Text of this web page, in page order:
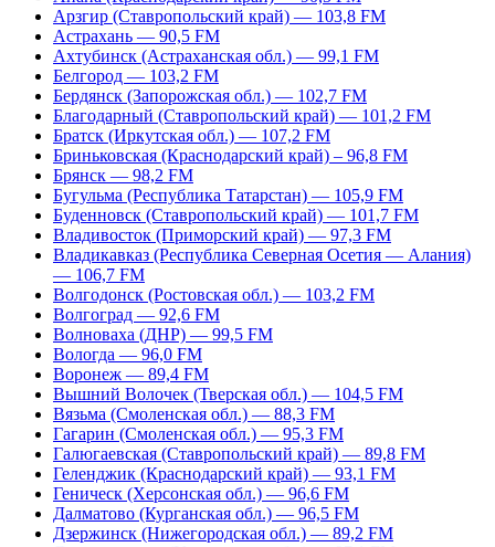
Арзгир (Ставропольский край) — 103,8 FM
Астрахань — 90,5 FM
Ахтубинск (Астраханская обл.) — 99,1 FM
Белгород — 103,2 FM
Бердянск (Запорожская обл.) — 102,7 FM
Благодарный (Ставропольский край) — 101,2 FM
Братск (Иркутская обл.) — 107,2 FM
Бриньковская (Краснодарский край) – 96,8 FM
Брянск — 98,2 FM
Бугульма (Республика Татарстан) — 105,9 FM
Буденновск (Ставропольский край) — 101,7 FM
Владивосток (Приморский край) — 97,3 FM
Владикавказ (Республика Северная Осетия — Алания)
— 106,7 FM
Волгодонск (Ростовская обл.) — 103,2 FM
Волгоград — 92,6 FM
Волноваха (ДНР) — 99,5 FM
Вологда — 96,0 FM
Воронеж — 89,4 FM
Вышний Волочек (Тверская обл.) — 104,5 FM
Вязьма (Смоленская обл.) — 88,3 FM
Гагарин (Смоленская обл.) — 95,3 FM
Галюгаевская (Ставропольский край) — 89,8 FM
Геленджик (Краснодарский край) — 93,1 FM
Геническ (Херсонская обл.) — 96,6 FM
Далматово (Курганская обл.) — 96,5 FM
Дзержинск (Нижегородская обл.) — 89,2 FM